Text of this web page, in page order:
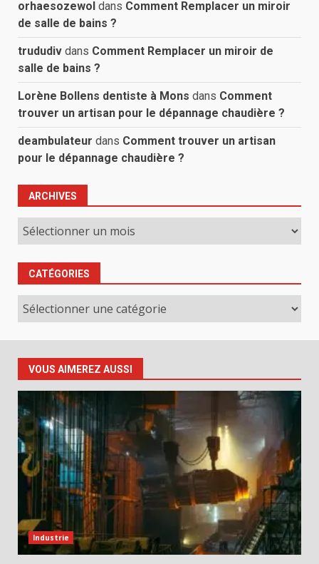
orhaesozewol dans Comment Remplacer un miroir
de salle de bains ?
trududiv dans Comment Remplacer un miroir de
salle de bains ?
Lorène Bollens dentiste à Mons dans Comment
trouver un artisan pour le dépannage chaudière ?
deambulateur dans Comment trouver un artisan
pour le dépannage chaudière ?
ARCHIVES
Archives
CATÉGORIES
Catégories
VOUS AIMEREZ AUSSI
Industrie